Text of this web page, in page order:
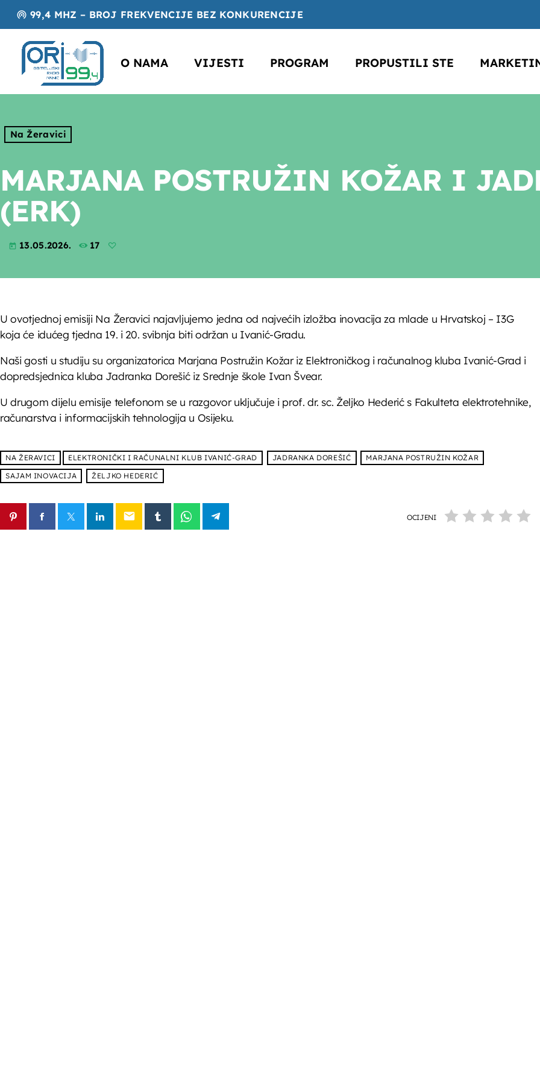
wifi_tethering 99,4 MHZ – BROJ FREKVENCIJE BEZ KONKURENCIJE
O NAMA VIJESTI PROGRAM PROPUSTILI STE
Na Žeravici
MARJANA POSTRUŽIN KOŽAR I
(ERK)
today 13.05.2026. 17
U ovotjednoj emisiji Na Žeravici najavljujemo jedna od najvećih izložba inovacija za mlade u Hrvatskoj – I3G
koja će idućeg tjedna 19. i 20. svibnja biti održan u Ivanić-Gradu.
Naši gosti u studiju su organizatorica Marjana Postružin Kožar iz Elektroničkog i računalnog kluba Ivanić-Grad i
dopredsjednica kluba Jadranka Dorešić iz Srednje škole Ivan Švear.
U drugom dijelu emisije telefonom se u razgovor uključuje i prof. dr. sc. Željko Hederić s Fakulteta elektrotehnike,
računarstva i informacijskih tehnologija u Osijeku.
NA ŽERAVICI ELEKTRONIČKI I RAČUNALNI KLUB IVANIĆ-GRAD JADRANKA DOREŠIĆ
MARJANA POSTRUŽIN KOŽAR
SAJAM INOVACIJA
ŽELJKO HEDERIĆ
email OCIJENI